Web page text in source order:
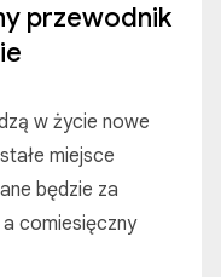
przewodnik
w życie nowe
miejsce
będzie za
comiesięczny